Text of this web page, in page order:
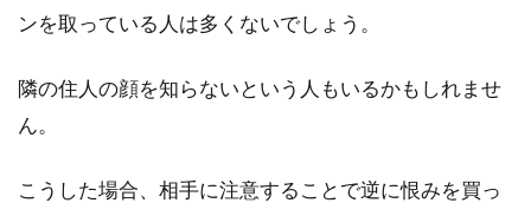
方は、自分の住所の正式な形を知っているでし
ょうか。...
できる簡単な方法とは？
ンを取っている人は多くないでしょう。
隣の住人の顔を知らないという人もいるかもしれませ
ん。
こうした場合、相手に注意することで逆に恨みを買っ